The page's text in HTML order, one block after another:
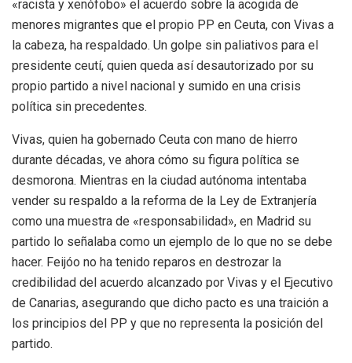
«racista y xenófobo» el acuerdo sobre la acogida de
menores migrantes que el propio PP en Ceuta, con Vivas a
la cabeza, ha respaldado. Un golpe sin paliativos para el
presidente ceutí, quien queda así desautorizado por su
propio partido a nivel nacional y sumido en una crisis
política sin precedentes.
Vivas, quien ha gobernado Ceuta con mano de hierro
durante décadas, ve ahora cómo su figura política se
desmorona. Mientras en la ciudad autónoma intentaba
vender su respaldo a la reforma de la Ley de Extranjería
como una muestra de «responsabilidad», en Madrid su
partido lo señalaba como un ejemplo de lo que no se debe
hacer. Feijóo no ha tenido reparos en destrozar la
credibilidad del acuerdo alcanzado por Vivas y el Ejecutivo
de Canarias, asegurando que dicho pacto es una traición a
los principios del PP y que no representa la posición del
partido.